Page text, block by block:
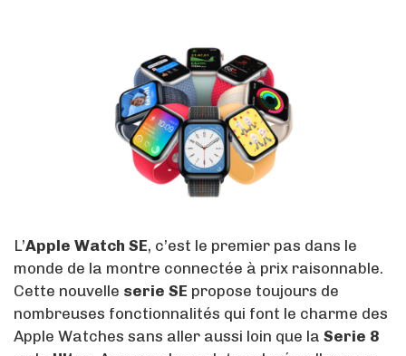
L’Apple Watch SE, c’est le premier pas dans le
monde de la montre connectée à prix raisonnable.
Cette nouvelle serie SE propose toujours de
nombreuses fonctionnalités qui font le charme des
Apple Watches sans aller aussi loin que la Serie 8